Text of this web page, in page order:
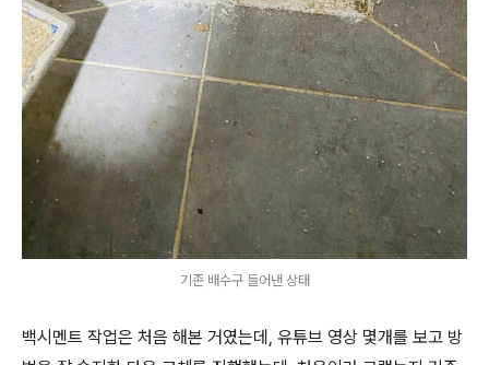
기존 배수구 들어낸 상태
백시멘트 작업은 처음 해본 거였는데, 유튜브 영상 몇개를 보고 방